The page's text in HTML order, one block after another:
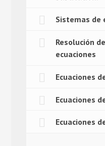
Sistemas de
Resolución
ecuaciones
Ecuaciones
Ecuaciones
Ecuaciones